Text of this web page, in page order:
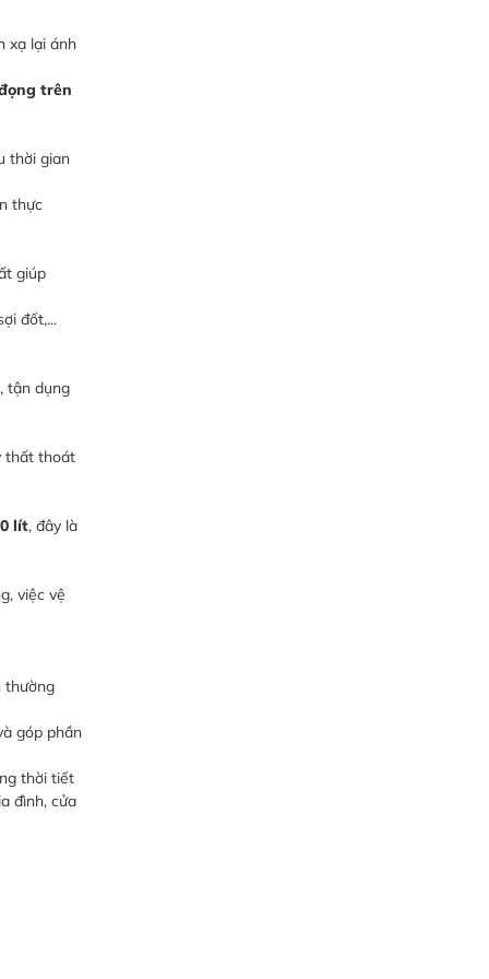
xạ lại ánh
trên
thời gian
thực
giúp
đốt,...
tận dụng
thất thoát
lít, đây là
việc vệ
thường
góp phần
thời tiết
đình, cửa